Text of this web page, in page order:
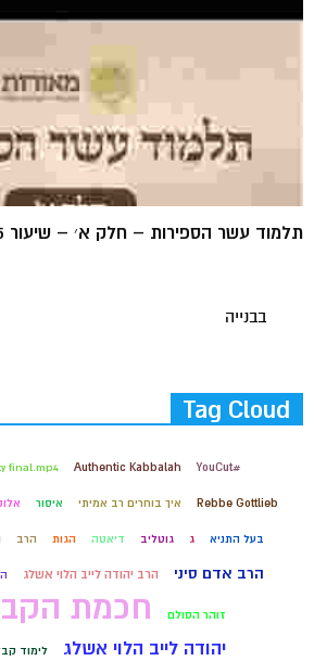
תלמוד עשר הספירות – חלק א׳ – שיעור 5 – פרק...
בבנייה
Tag Cloud
#YouCut
Authentic Kabbalah
final.mp4
Rebbe Gottlieb איך בוחרים רב אמיתי איסור
בעל התניא ג גוטליב דיאטה הגות הרב
הרב אדם סיני הרב יהודה לייב הלוי אשלג
זוהר הסולם חכמת
יהודה לייב הלוי אשלג לימוד